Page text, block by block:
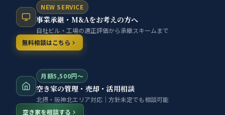
NEW SERVICE
事業承継・M&Aをお考えの方へ
自社ビル・工場の適正評価から承継スキームまで
無料相談はこちら
月額5,500円〜
空き家の管理・売却・活用相談
北摂・阪神北エリア対応｜方針未定でも相談可能
空き家を相談する